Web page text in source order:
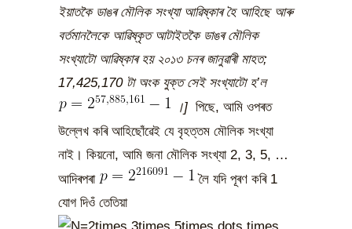
ইয়াতকৈ ডাঙৰ মৌলিক সংখ্যা আৱিষ্কাৰ হৈ আহিছে আৰু
বৰ্তমানলৈকে আৱিষ্কৃত আটাইতকৈ ডাঙৰ মৌলিক
সংখ্যাটো আৱিষ্কাৰ হয় ২০১৩ চনৰ জানুৱাৰী মাহত;
17,425,170 টা অংক যুক্ত সেই সংখ্যাটো হ’ল
।] পিছে, আমি ওপৰত
উল্লেখ কৰি আহিছোঁৱেই যে বৃহত্তম মৌলিক সংখ্যা
নাই। কিয়নো, আমি জনা মৌলিক সংখ্যা 2, 3, 5, …
আদিৰপৰা
লৈ যদি পূৰণ কৰি 1
যোগ দিওঁ তেতিয়া